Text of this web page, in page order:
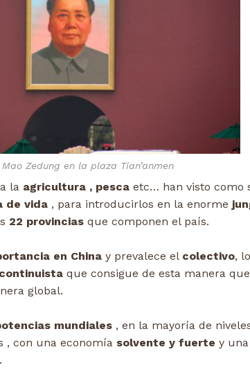
Zedung en la plaza Tian’anmen
la agricultura , pesca etc… han visto como
de vida , para introducirlos en la enorme
22 provincias que componen el país.
en China y prevalece el colectivo,
que consigue de esta manera que
global.
mundiales , en la mayoría de
, con una economía solvente y fuerte y una